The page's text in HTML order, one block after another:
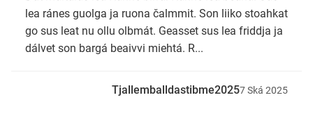
lea ránes guolga ja ruona čalmmit. Son liiko stoahkat
go sus leat nu ollu olbmát. Geasset sus lea friddja ja
dálvet son bargá beaivvi miehtá. R...
Tjallemballdastibme20257Ská 2025